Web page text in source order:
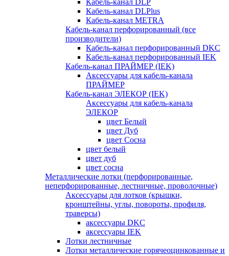
Кабель-канал DLPlus
Кабель-канал METRA
Кабель-канал перфорированный (все
производители)
Кабель-канал перфорированный DKC
Кабель-канал перфорированный IEK
Кабель-канал ПРАЙМЕР (IEK)
Аксессуары для кабель-канала
ПРАЙМЕР
Кабель-канал ЭЛЕКОР (IEK)
Аксессуары для кабель-канала
ЭЛЕКОР
цвет Белый
цвет Дуб
цвет Сосна
цвет белый
цвет дуб
цвет сосна
Металлические лотки (перфорированные,
неперфорированные, лестничные, проволочные)
Аксессуары для лотков (крышки,
кронштейны, углы, повороты, профиля,
траверсы)
аксессуары DKC
аксессуары IEK
Лотки лестничные
Лотки металлические горячеоцинкованные и